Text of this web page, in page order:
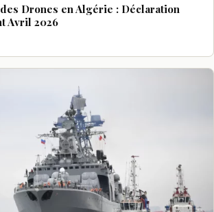
Drones en Algérie : Déclaration
Avril 2026